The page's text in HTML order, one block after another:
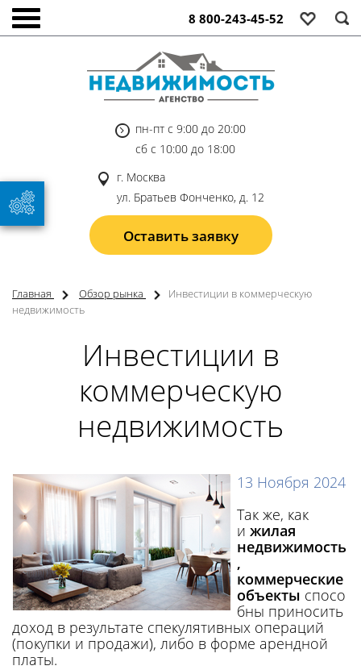
8 800-243-45-52
пн-пт с 9:00 до 20:00
сб с 10:00 до 18:00
г. Москва
ул. Братьев Фонченко, д. 12
Оставить заявку
Главная Обзор рынка
Инвестиции в коммерческую
недвижимость
Инвестиции в
коммерческую
недвижимость
13 Ноября 2024
Так же, как
и жилая
недвижимость
,
коммерческие
объекты спосо
бны приносить
доход в результате спекулятивных операций
(покупки и продажи), либо в форме арендной
платы.